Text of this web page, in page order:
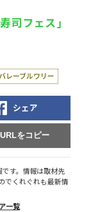
寿司フェス」
レーブルワリー
シェア
URLをコピー
す。情報は取材先
でくれぐれも最新情
一覧